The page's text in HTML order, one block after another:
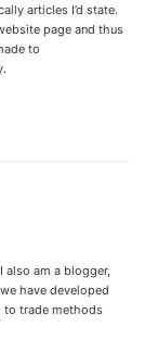
articles I’d state.
page and thus
to
also am a blogger,
have developed
to trade methods